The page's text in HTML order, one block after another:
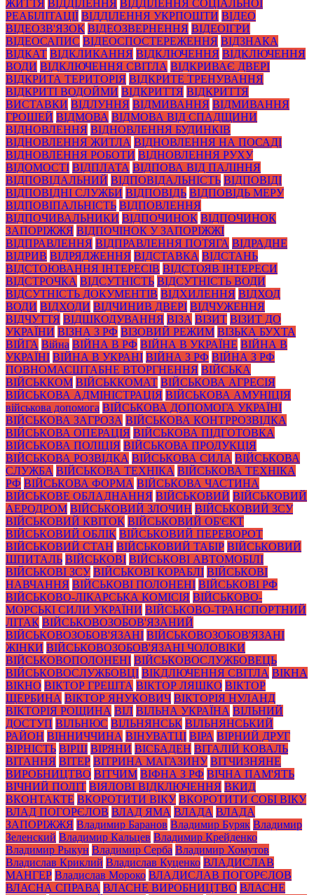
ЖИТТЯ ВІДДІЛЕННЯ ВІДДІЛЕННЯ СОЦІАЛЬНОЇ
РЕАБІЛІТАЦІЇ ВІДДІЛЕННЯ УКРПОШТИ ВІДЕО
ВІДЕОЗВ'ЯЗОК ВІДЕОЗВЕРНЕННЯ ВІДЕОІГРИ
ВІДЕОСАПИС ВІДЕОСПОСТЕРЕЖЕННЯ ВІДЗНАКА
ВІДКАТ ВІДКЛИКАННЯ ВІДКЛЮЧЕННЯ ВІДКЛЮЧЕННЯ
ВОДИ ВІДКЛЮЧЕННЯ СВІТЛА ВІДКРИВАЄ ДВЕРІ
ВІДКРИТА ТЕРИТОРІЯ ВІДКРИТЕ ТРЕНУВАННЯ
ВІДКРИТІ ВОДОЙМИ ВІДКРИТТЯ ВІДКРИТТЯ
ВИСТАВКИ ВІДЛУННЯ ВІДМИВАННЯ ВІДМИВАННЯ
ГРОШЕЙ ВІДМОВА ВІДМОВА ВІД СПАДЩИНИ
ВІДНОВЛЕННЯ ВІДНОВЛЕННЯ БУДИНКІВ
ВІДНОВЛЕННЯ ЖИТЛА ВІДНОВЛЕННЯ НА ПОСАДІ
ВІДНОВЛЕННЯ РОБОТИ ВІДНОВЛЕННЯ РУХУ
ВІДОМОСТІ ВІДПЛАТА ВІДПОВА ВІД ПАЛІННЯ
ВІДПОВІДАЛЬНИЙ ВІДПОВІДАЛЬНІСТЬ ВІДПОВІДІ
ВІДПОВІДНІ СЛУЖБИ ВІДПОВІДЬ ВІДПОВІДЬ МЕРУ
ВІДПОВІПАЛЬНІСТЬ ВІДПОВЛЕННЯ
ВІДПОЧИВАЛЬНИКИ ВІДПОЧИНОК ВІДПОЧИНОК
ЗАПОРІЖЖЯ ВІДПОЧІНОК У ЗАПОРІЖЖІ
ВІДПРАВЛЕННЯ ВІДПРАВЛЕННЯ ПОТЯГА ВІДРАДНЕ
ВІДРИВ ВІДРЯДЖЕННЯ ВІДСТАВКА ВІДСТАНЬ
ВІДСТОЮВАННЯ ІНТЕРЕСІВ ВІДСТОЯВ ІНТЕРЕСИ
ВІДСТРОЧКА ВІДСУТНІСТЬ ВІДСУТНІСТЬ ВОДИ
ВІДСУТНІСТЬ ДОКУМЕНТІВ ВІДХИЛЕННЯ ВІДХОД
ВОДИ ВІДХОДИ ВІДЧИНИВ ДВЕРІ ВІДЧУЖЕННЯ
ВІДЧУТТЯ ВІДШКОДУВАННЯ ВІЗА ВІЗИТ ВІЗИТ ДО
УКРАЇНИ ВІЗНА З РФ ВІЗОВИЙ РЕЖИМ ВІЗЬКА БУХТА
ВІЙГА Війна ВІЙНА В РФ ВІЙНА В УКРАЇНЕ ВІЙНА В
УКРАЇНІ ВІЙНА В УКРАНІ ВІЙНА З РФ ВІЙНА З РФ
ПОВНОМАСШТАБНЕ ВТОРГНЕННЯ ВІЙСЬКА
ВІЙСЬККОМ ВІЙСЬККОМАТ ВІЙСЬКОВА АГРЕСІЯ
ВІЙСЬКОВА АДМІНІСТРАЦІЯ ВІЙСЬКОВА АМУНІЦІЯ
військова допомога ВІЙСЬКОВА ДОПОМОГА УКРАЇНІ
ВІЙСЬКОВА ЗАГРОЗА ВІЙСЬКОВА КОНТРРОЗВІДКА
ВІЙСЬКОВА ОПЕРАЦІЯ ВІЙСЬКОВА ПІДГОТОВКА
ВІЙСЬКОВА ПОЛІЦІЯ ВІЙСЬКОВА ПРОДУКЦІЯ
ВІЙСЬКОВА РОЗВІДКА ВІЙСЬКОВА СИЛА ВІЙСЬКОВА
СЛУЖБА ВІЙСЬКОВА ТЕХНІКА ВІЙСЬКОВА ТЕХНІКА
РФ ВІЙСЬКОВА ФОРМА ВІЙСЬКОВА ЧАСТИНА
ВІЙСЬКОВЕ ОБЛАДНАННЯ ВІЙСЬКОВИЙ ВІЙСЬКОВИЙ
АЕРОДРОМ ВІЙСЬКОВИЙ ЗЛОЧИН ВІЙСЬКОВИЙ ЗСУ
ВІЙСЬКОВИЙ КВІТОК ВІЙСЬКОВИЙ ОБ'ЄКТ
ВІЙСЬКОВИЙ ОБЛІК ВІЙСЬКОВИЙ ПЕРЕВОРОТ
ВІЙСЬКОВИЙ СТАН ВІЙСЬКОВИЙ ТАБІР ВІЙСЬКОВИЙ
ШПИТАЛЬ ВІЙСЬКОВІ ВІЙСЬКОВІ АВТОМОБІЛІ
ВІЙСЬКОВІ ЗСУ ВІЙСЬКОВІ КОРАБЛІ ВІЙСЬКОВІ
НАВЧАННЯ ВІЙСЬКОВІ ПОЛОНЕНІ ВІЙСЬКОВІ РФ
ВІЙСЬКОВО-ЛІКАРСЬКА КОМІСІЯ ВІЙСЬКОВО-
МОРСЬКІ СИЛИ УКРАЇНИ ВІЙСЬКОВО-ТРАНСПОРТНИЙ
ЛІТАК ВІЙСЬКОВОЗОБОВ'ЯЗАНИЙ
ВІЙСЬКОВОЗОБОВ'ЯЗАНІ ВІЙСЬКОВОЗОБОВ'ЯЗАНІ
ЖІНКИ ВІЙСЬКОВОЗОБОВ'ЯЗАНІ ЧОЛОВІКИ
ВІЙСЬКОВОПОЛОНЕНІ ВІЙСЬКОВОСЛУЖБОВЕЦЬ
ВІЙСЬКОВОСЛУЖБОВЦІ ВІКДЛЮЧЕННЯ СВІТЛА ВІКНА
ВІКНО ВІКТОР ГРЕШТА ВІКТОР ЛЯШКО ВІКТОР
ЩЕРБИНА ВІКТОР ЯНУКОВИЧ ВІКТОРІЯ НУЛАНД
ВІКТОРІЯ РОЩИНА ВІЛ ВІЛЬНА УКРАЇНА ВІЛЬНИЙ
ДОСТУП ВІЛЬНЮС ВІЛЬНЯНСЬК ВІЛЬНЯНСЬКИЙ
РАЙОН ВІННИЧЧИНА ВІНУВАТЦІ ВІРА ВІРНИЙ ДРУГ
ВІРНІСТЬ ВІРШ ВІРЯНИ ВІСБАДЕН ВІТАЛІЙ КОВАЛЬ
ВІТАННЯ ВІТЕР ВІТРИНА МАГАЗИНУ ВІТЧИЗНЯНЕ
ВИРОБНИЦТВО ВІТЧИМ ВІФНА З РФ ВІЧНА ПАМ'ЯТЬ
ВІЧНИЙ ПОЛІТ ВІЯЛОВІ ВІДКЛЮЧЕННЯ ВКИД
ВКОНТАКТЕ ВКОРОТИТИ ВІКУ ВКОРОТИТИ СОБІ ВІКУ
ВЛАД ПОГОРЄЛОВ ВЛАД ЯМА ВЛАДА ВЛАДА
ЗАПОРІЖЖЯ Владимир Баранов Владимир Буряк Владимир
Зеленский Владимир Кальцев Владимир Крейденко
Владимир Рыкун Владимир Серба Владимир Хомутов
Владислав Криклий Владислав Куценко ВЛАДИСЛАВ
МАНГЕР Владислав Мороко ВЛАДИСЛАВ ПОГОРЄЛОВ
ВЛАСНА СПРАВА ВЛАСНЕ ВИРОБНИЦТВО ВЛАСНЕ